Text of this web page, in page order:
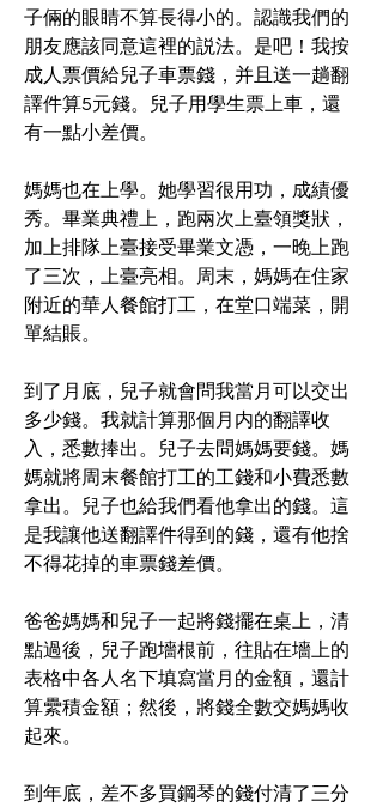
子倆的眼睛不算長得小的。認識我們的
朋友應該同意這裡的説法。是吧！我按
成人票價給兒子車票錢，并且送一趟翻
譯件算5元錢。兒子用學生票上車，還
有一點小差價。
媽媽也在上學。她學習很用功，成績優
秀。畢業典禮上，跑兩次上臺領獎狀，
加上排隊上臺接受畢業文憑，一晚上跑
了三次，上臺亮相。周末，媽媽在住家
附近的華人餐館打工，在堂口端菜，開
單結賬。
到了月底，兒子就會問我當月可以交出
多少錢。我就計算那個月内的翻譯收
入，悉數捧出。兒子去問媽媽要錢。媽
媽就將周末餐館打工的工錢和小費悉數
拿出。兒子也給我們看他拿出的錢。這
是我讓他送翻譯件得到的錢，還有他捨
不得花掉的車票錢差價。
爸爸媽媽和兒子一起將錢擺在桌上，清
點過後，兒子跑墻根前，往貼在墻上的
表格中各人名下填寫當月的金額，還計
算纍積金額；然後，將錢全數交媽媽收
起來。
到年底，差不多買鋼琴的錢付清了三分